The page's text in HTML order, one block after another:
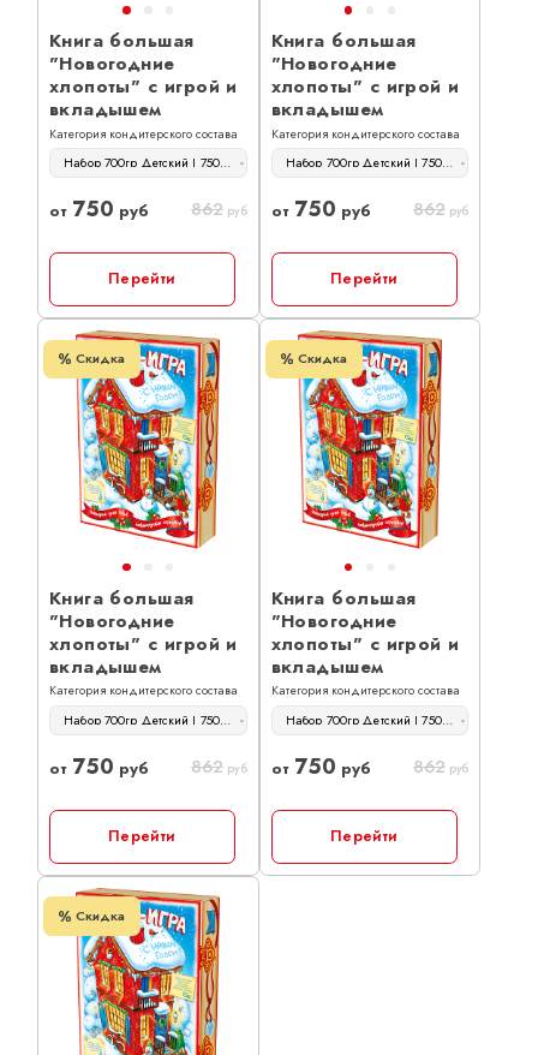
Книга большая
"Новогодние
хлопоты" с игрой и
вкладышем
Категория кондитерского состава
Набор 700гр Детский | 750 руб
от 750 руб 862 руб
Перейти
Книга большая
"Новогодние
хлопоты" с игрой и
вкладышем
Категория кондитерского состава
Набор 700гр Детский | 750 руб
от 750 руб 862 руб
Перейти
Скидка
Книга большая
"Новогодние
хлопоты" с игрой и
вкладышем
Категория кондитерского состава
Набор 700гр Детский | 750 руб
от 750 руб 862 руб
Перейти
Скидка
Книга большая
"Новогодние
хлопоты" с игрой и
вкладышем
Категория кондитерского состава
Набор 700гр Детский | 750 руб
от 750 руб 862 руб
Перейти
Скидка